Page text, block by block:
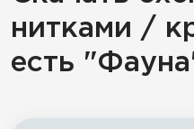
нитками /
есть